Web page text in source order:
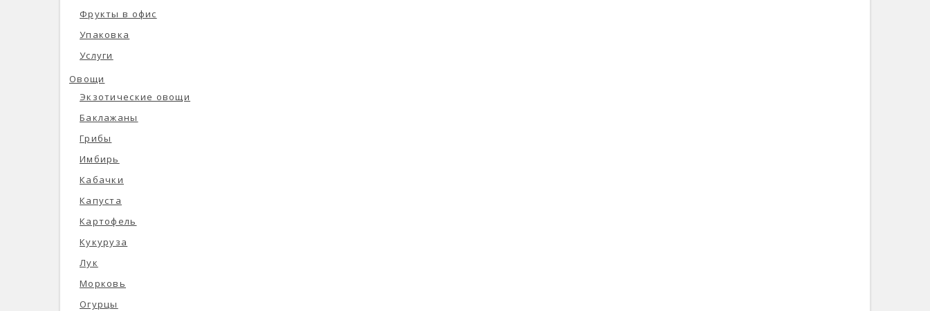
Фрукты в офис
Упаковка
Услуги
Овощи
Экзотические овощи
Баклажаны
Грибы
Имбирь
Кабачки
Капуста
Картофель
Кукуруза
Лук
Морковь
Огурцы